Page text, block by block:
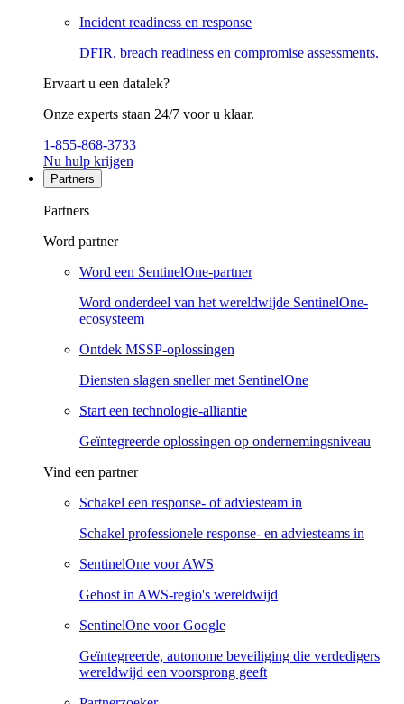
Incident readiness en response
DFIR, breach readiness en compromise assessments.
Ervaart u een datalek?
Onze experts staan 24/7 voor u klaar.
1-855-868-3733
Nu hulp krijgen
Partners
Partners
Word partner
Word een SentinelOne-partner
Word onderdeel van het wereldwijde SentinelOne-
ecosysteem
Ontdek MSSP-oplossingen
Diensten slagen sneller met SentinelOne
Start een technologie-alliantie
Geïntegreerde oplossingen op ondernemingsniveau
Vind een partner
Schakel een response- of adviesteam in
Schakel professionele response- en adviesteams in
SentinelOne voor AWS
Gehost in AWS-regio's wereldwijd
SentinelOne voor Google
Geïntegreerde, autonome beveiliging die verdedigers
wereldwijd een voorsprong geeft